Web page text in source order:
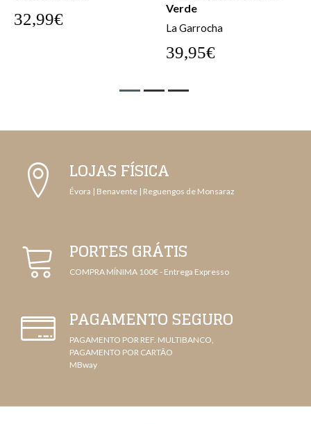
32,99€
Verde
La Garrocha
39,95€
LOJAS FÍSICA
Évora | Benavente | Reguengos de Monsaraz
PORTES GRÁTIS
COMPRA MÍNIMA 100€ - Entrega Expresso
PAGAMENTO SEGURO
PAGAMENTO POR REF. MULTIBANCO,
PAGAMENTO POR CARTÃO
MBway